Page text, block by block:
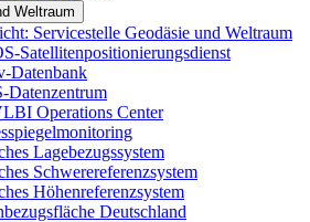
Weltraum
Servicestelle Geodäsie und Weltraum
Satellitenpositionierungsdienst
Datenbank
Datenzentrum
Operations Center
Lagebezugssystem
Schwerereferenzsystem
Höhenreferenzsystem
Deutschland